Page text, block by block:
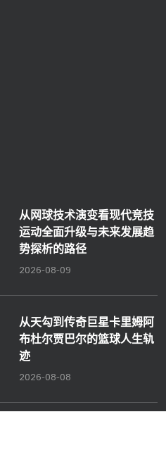
从网球技术演变看现代竞技
运动全面升级与未来发展趋
势探析的路径
2026-08-09
从天勾到传奇巨星卡里姆阿
布杜尔贾巴尔的篮球人生轨
迹
2026-08-08